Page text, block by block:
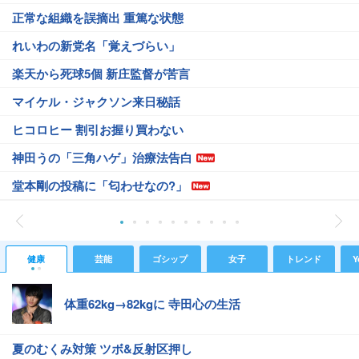
正常な組織を誤摘出 重篤な状態
れいわの新党名「覚えづらい」
楽天から死球5個 新庄監督が苦言
マイケル・ジャクソン来日秘話
ヒコロヒー 割引お握り買わない
神田うの「三角ハゲ」治療法告白
堂本剛の投稿に「匂わせなの?」
健康 芸能 ゴシップ 女子 トレンド
体重62kg→82kgに 寺田心の生活
夏のむくみ対策 ツボ&反射区押し